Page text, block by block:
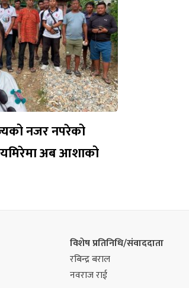
नजर नपरेको
अब आशाको
विशेष प्रतिनिधि/संवाददाता
रबिन्द्र बराल
नवराज राई